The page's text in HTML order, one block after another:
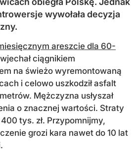
wywołała decyzja
areszcie dla 60-
ciągnikiem
na świeżo wyremontowaną
i celowo uszkodził asfalt
Mężczyzna usłyszał
o znacznej wartości. Straty
tys. zł. Przypomnijmy,
grozi kara nawet do 10 lat